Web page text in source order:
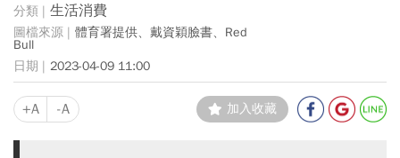
生活消費
體育署提供、戴資穎臉書、Red
Bull
2023-04-09 11:00
+A -A 加入收藏